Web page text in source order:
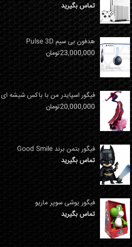
تماس بگیرید
هدفون بی سیم Pulse 3D
23,000,000تومان
فیگور اسپایدر من با باکس شیشه ای
20,000,000تومان
فیگور بتمن برند Good Smile
تماس بگیرید
فیگور یوشی سوپر ماریو
تماس بگیرید